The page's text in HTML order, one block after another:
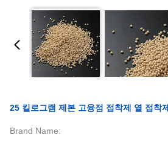
25 킬로그램 제본 고융점 접착제 열 접착
Brand Name: